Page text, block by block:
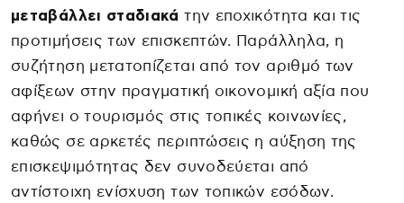
μεταβάλλει σταδιακά την εποχικότητα και τις
προτιμήσεις των επισκεπτών. Παράλληλα, η
συζήτηση μετατοπίζεται από τον αριθμό των
αφίξεων στην πραγματική οικονομική αξία που
αφήνει ο τουρισμός στις τοπικές κοινωνίες,
καθώς σε αρκετές περιπτώσεις η αύξηση της
επισκεψιμότητας δεν συνοδεύεται από
αντίστοιχη ενίσχυση των τοπικών εσόδων.